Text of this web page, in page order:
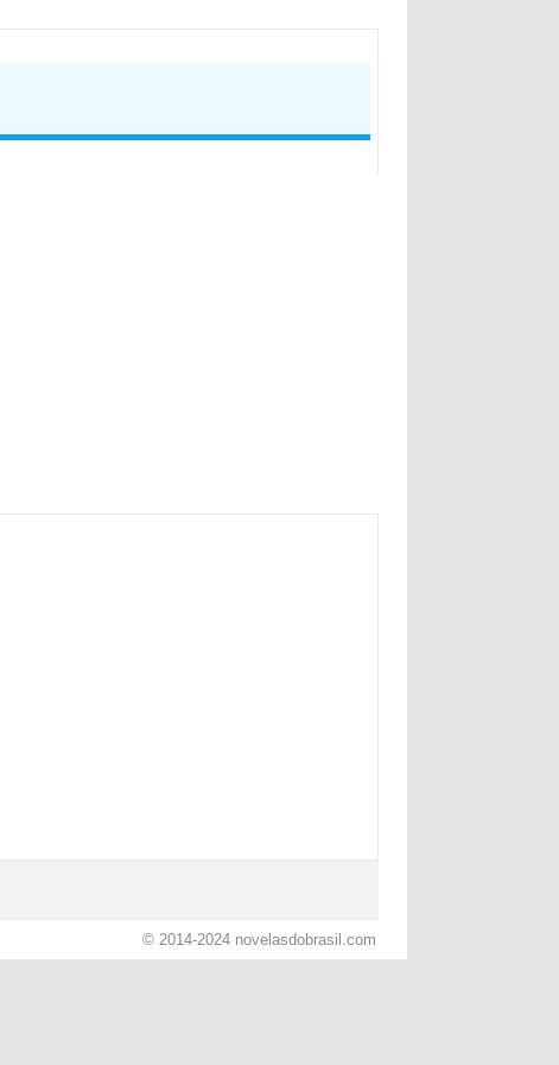
© 2014-2024 novelasdobrasil.com